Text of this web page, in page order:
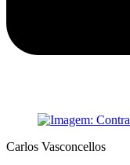
Carlos Vasconcellos